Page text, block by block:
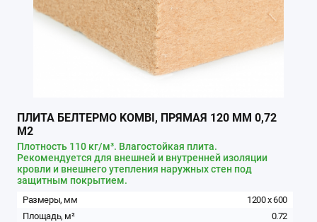
ПЛИТА БЕЛТЕРМО KOMBI, ПРЯМАЯ 120 ММ 0,72
М2
Плотность 110 кг/м³. Влагостойкая плита.
Рекомендуется для внешней и внутренней изоляции
кровли и внешнего утепления наружных стен под
защитным покрытием.
Размеры, мм 1200x600
Площадь, м²
0.72